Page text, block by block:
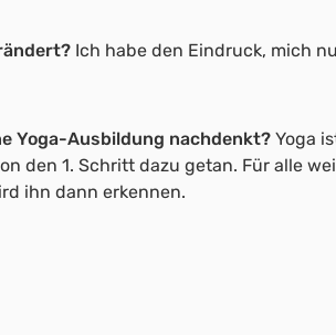
Ich habe den Eindruck, mich
Yoga-Ausbildung nachdenkt? Yoga
den 1. Schritt dazu getan. Für alle
ihn dann erkennen.